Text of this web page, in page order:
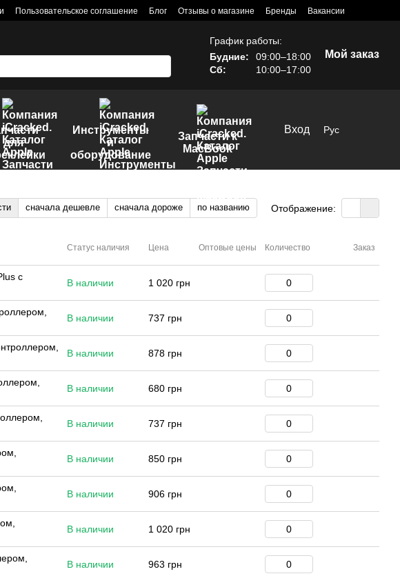
Пользовательское соглашение Блог Отзывы о магазине Бренды Вакансии
График работы:
Будние:
09:00–18:00
Сб:
10:00–17:00
Мой заказ
для
Инструменты
и
оборудование
Запчасти к
MacBook
Вход Рус
сначала дешевле сначала дороже по названию Отображение:
Статус наличия Цена Оптовые цены Количество Заказ
с
В наличии 1 020 грн
В наличии 737 грн
В наличии 878 грн
В наличии 680 грн
В наличии 737 грн
В наличии 850 грн
В наличии 906 грн
В наличии 1 020 грн
В наличии 963 грн